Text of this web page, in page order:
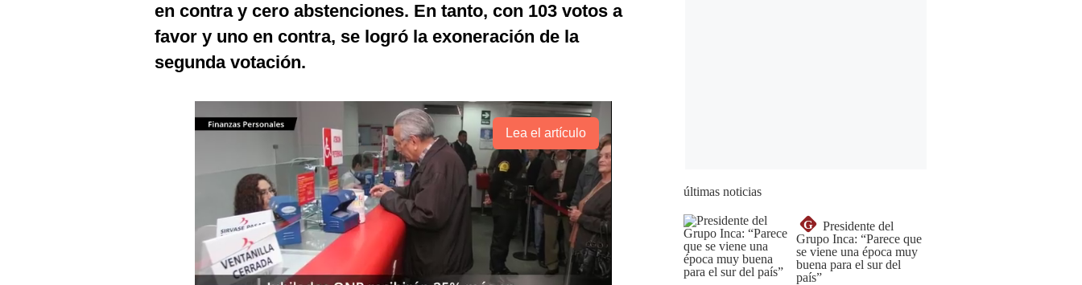
en contra y cero abstenciones. En tanto, con 103 votos a
favor y uno en contra, se logró la exoneración de la
segunda votación.
Lea el artículo
últimas noticias
G
Presidente del
Grupo Inca: “Parece que
se viene una época muy
buena para el sur del
país”